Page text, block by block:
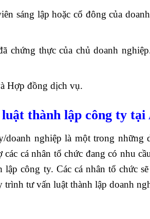
sáng lập hoặc cổ đông của
chứng thực của chủ doanh
Hợp đồng dịch vụ.
thành lập công ty tại
doanh nghiệp là một trong
cá nhân tổ chức đang có nhu
công ty. Các cá nhân tổ chức
trình tư vấn luật thành lập doanh